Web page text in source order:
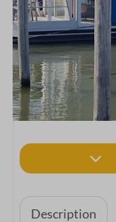
Description